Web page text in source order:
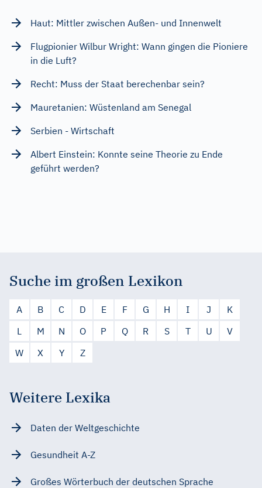
Haut: Mittler zwischen Außen- und Innenwelt
Flugpionier Wilbur Wright: Wann gingen die Pioniere
in die Luft?
Recht: Muss der Staat berechenbar sein?
Mauretanien: Wüstenland am Senegal
Serbien - Wirtschaft
Albert Einstein: Konnte seine Theorie zu Ende
geführt werden?
Suche im großen Lexikon
A B C D E F G H I J
K
L
M N O P Q R S T U
V
W
X Y Z
Weitere Lexika
Daten der Weltgeschichte
Gesundheit A-Z
Großes Wörterbuch der deutschen Sprache